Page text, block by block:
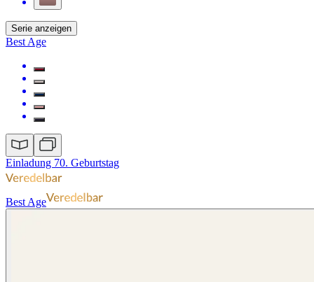
Serie anzeigen
Best Age
Einladung 70. Geburtstag
Best Age